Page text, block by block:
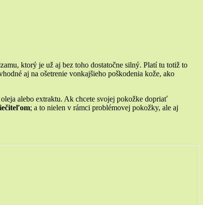
ktorý je už aj bez toho dostatočne silný. Platí tu totiž to
aj na ošetrenie vonkajšieho poškodenia kože, ako
alebo extraktu. Ak chcete svojej pokožke dopriať
; a to nielen v rámci problémovej pokožky, ale aj